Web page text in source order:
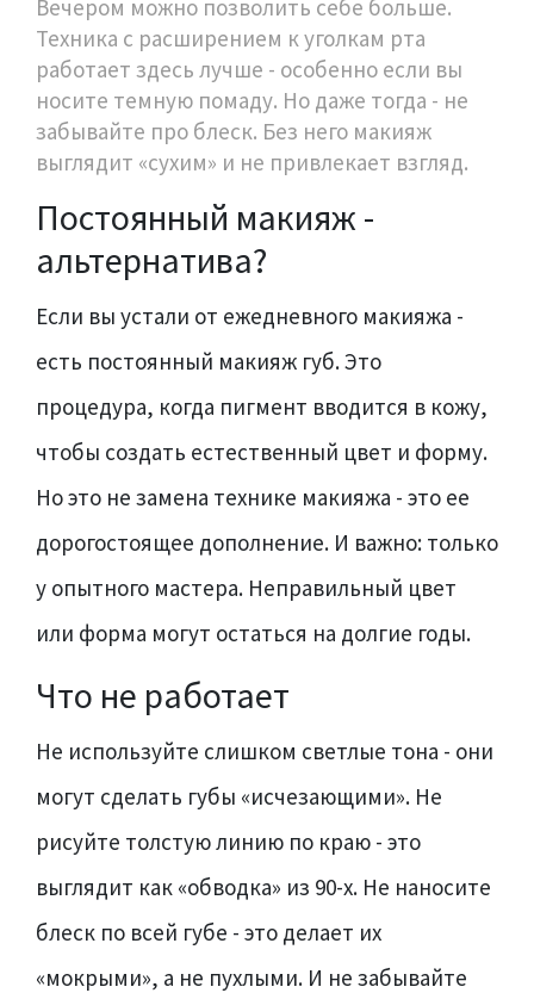
Вечером можно позволить себе больше.
Техника с расширением к уголкам рта
работает здесь лучше - особенно если вы
носите темную помаду. Но даже тогда - не
забывайте про блеск. Без него макияж
выглядит «сухим» и не привлекает взгляд.
Постоянный макияж -
альтернатива?
Если вы устали от ежедневного макияжа -
есть постоянный макияж губ. Это
процедура, когда пигмент вводится в кожу,
чтобы создать естественный цвет и форму.
Но это не замена технике макияжа - это ее
дорогостоящее дополнение. И важно: только
у опытного мастера. Неправильный цвет
или форма могут остаться на долгие годы.
Что не работает
Не используйте слишком светлые тона - они
могут сделать губы «исчезающими». Не
рисуйте толстую линию по краю - это
выглядит как «обводка» из 90-х. Не наносите
блеск по всей губе - это делает их
«мокрыми», а не пухлыми. И не забывайте